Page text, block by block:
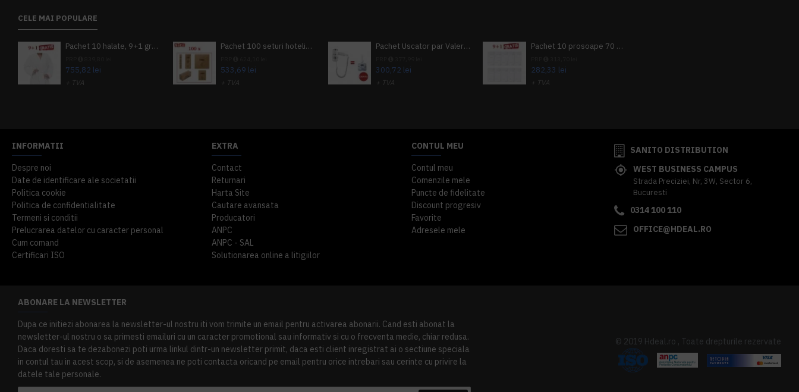
CELE MAI POPULARE
Pachet 10 halate, 9+1 gratuit
755,82 lei
+ TVA
Pachet 100 seturi hoteliere, set dentar, set barbierit, casca de dus, pila unghii, set cusut
533,69 lei
+ TVA
Pachet Uscator par Valera Action Super Plus + GRATUIT Sampon si gel de dus Tork
300,72 lei
+ TVA
Pachet 10 prosoape 70 x 140cm 9 + 1 gratuit
282,33 lei
+ TVA
INFORMATII
Despre noi
Date de identificare ale societatii
Politica cookie
Politica de confidentialitate
Termeni si conditii
Prelucrarea datelor cu caracter personal
Cum comand
Certificari ISO
EXTRA
Contact
Returnari
Harta Site
Cautare avansata
Producatori
ANPC
ANPC - SAL
Solutionarea online a litigiilor
CONTUL MEU
Contul meu
Comenzile mele
Puncte de fidelitate
Discount progresiv
Favorite
Adresele mele
SANITO DISTRIBUTION
WEST BUSINESS CAMPUS
Strada Preciziei, Nr, 3W, Sector 6,
Bucuresti
0314 100 110
OFFICE@HDEAL.RO
ABONARE LA NEWSLETTER
Dupa ce initiezi abonarea la newsletter-ul nostru iti vom trimite un email pentru activarea abonarii. Cand esti abonat la
newsletter-ul nostru o sa primesti emailuri cu un caracter promotional sau informativ si cu o frecventa medie, chiar redusa.
Daca doresti sa te dezabonezi poti urma linkul dintr-un newsletter primit, daca esti client inregistrat ai o sectiune speciala
in contul tau in acest scop, si de asemenea ne poti contacta oricand pe email pentru orice intrebari sau cerinte cu privire la
datele tale personale.
© 2019 Hdeal.ro , Toate drepturile rezervate